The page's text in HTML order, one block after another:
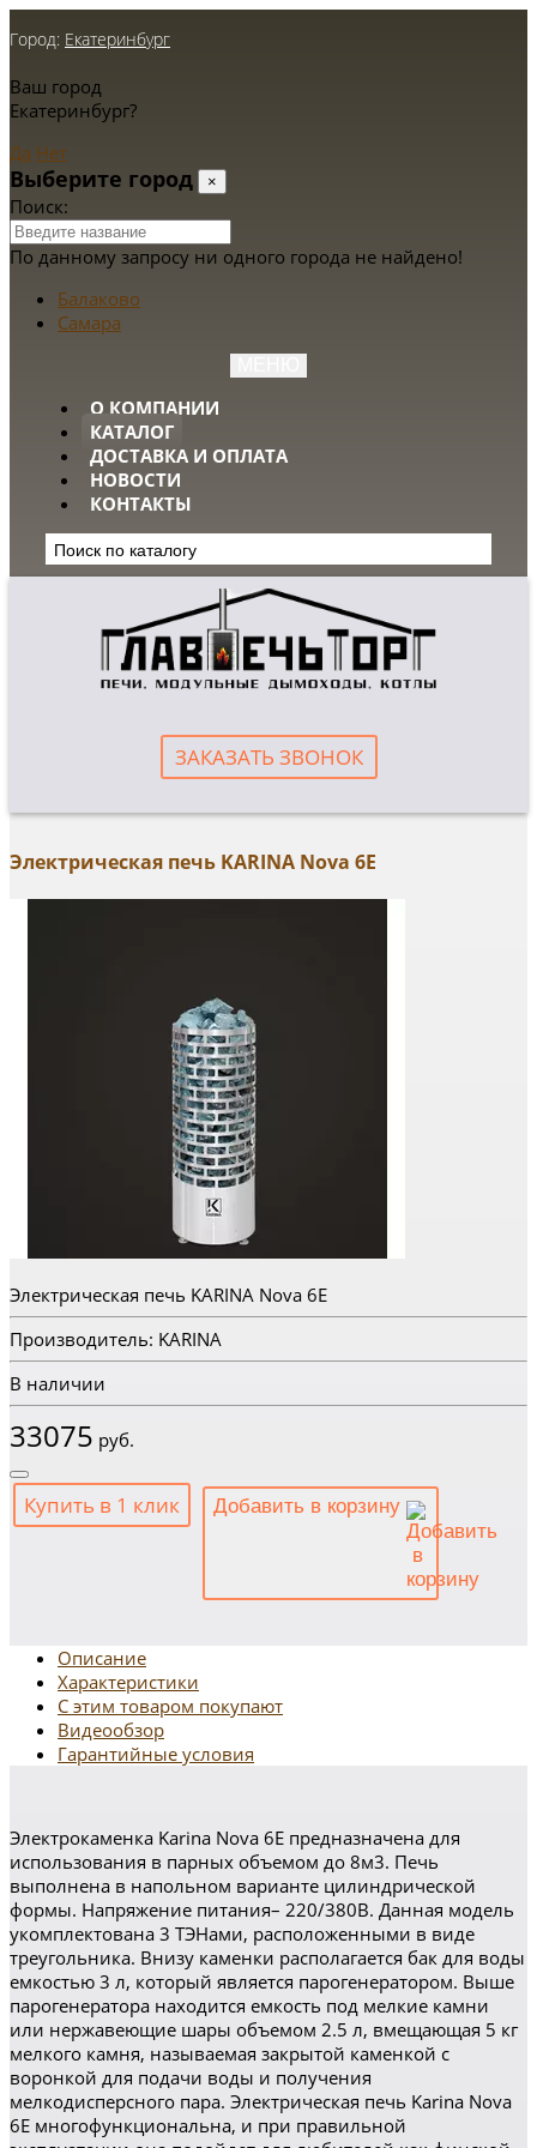
Город: Екатеринбург
Ваш город
Екатеринбург?
Да Нет
Выберите город ×
Поиск:
По данному запросу ни одного города не найдено!
Балаково
Самара
О КОМПАНИИ
КАТАЛОГ
ДОСТАВКА И ОПЛАТА
НОВОСТИ
КОНТАКТЫ
ЗАКАЗАТЬ ЗВОНОК
Электрическая печь KARINA Nova 6E
Электрическая печь KARINA Nova 6E
Производитель: KARINA
В наличии
33075 руб.
Купить в 1 клик Добавить в корзину
Описание
Характеристики
С этим товаром покупают
Видеообзор
Гарантийные условия
Электрокаменка Karina Nova 6E предназначена для
использования в парных объемом до 8м3. Печь
выполнена в напольном варианте цилиндрической
формы. Напряжение питания– 220/380В. Данная модель
укомплектована 3 ТЭНами, расположенными в виде
треугольника. Внизу каменки располагается бак для воды
емкостью 3 л, который является парогенератором. Выше
парогенератора находится емкость под мелкие камни
или нержавеющие шары объемом 2.5 л, вмещающая 5 кг
мелкого камня, называемая закрытой каменкой с
воронкой для подачи воды и получения
мелкодисперсного пара. Электрическая печь Karina Nova
6E многофункциональна, и при правильной